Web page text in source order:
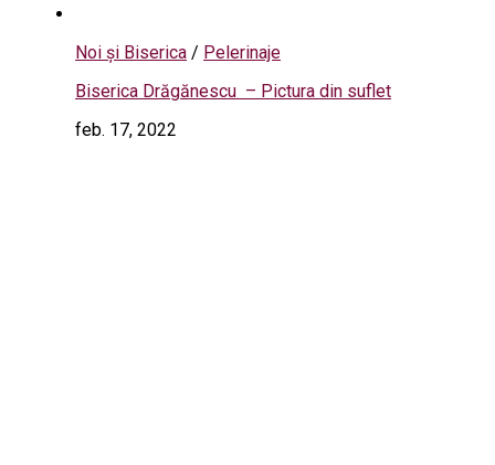
Noi și Biserica / Pelerinaje
Biserica Drăgănescu – Pictura din suflet
feb. 17, 2022